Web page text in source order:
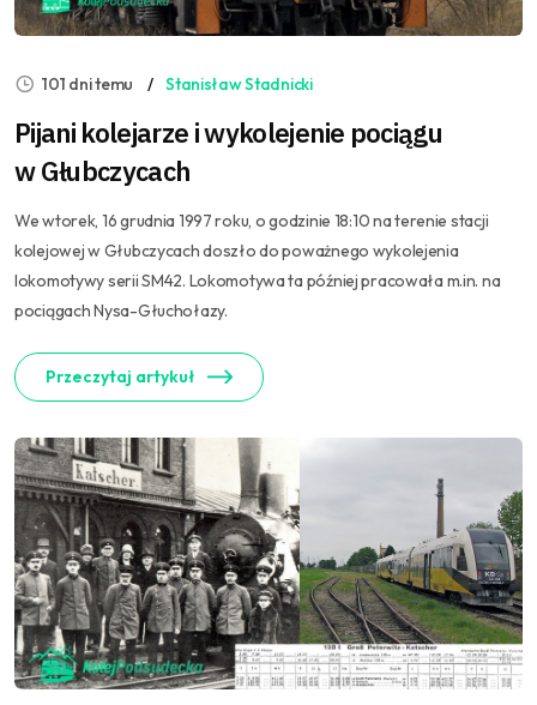
101 dni temu Stanisław Stadnicki
Pijani kolejarze i wykolejenie pociągu
w Głubczycach
We wtorek, 16 grudnia 1997 roku, o godzinie 18:10 na terenie stacji
kolejowej w Głubczycach doszło do poważnego wykolejenia
lokomotywy serii SM42. Lokomotywa ta później pracowała m.in. na
pociągach Nysa-Głuchołazy.
Przeczytaj artykuł